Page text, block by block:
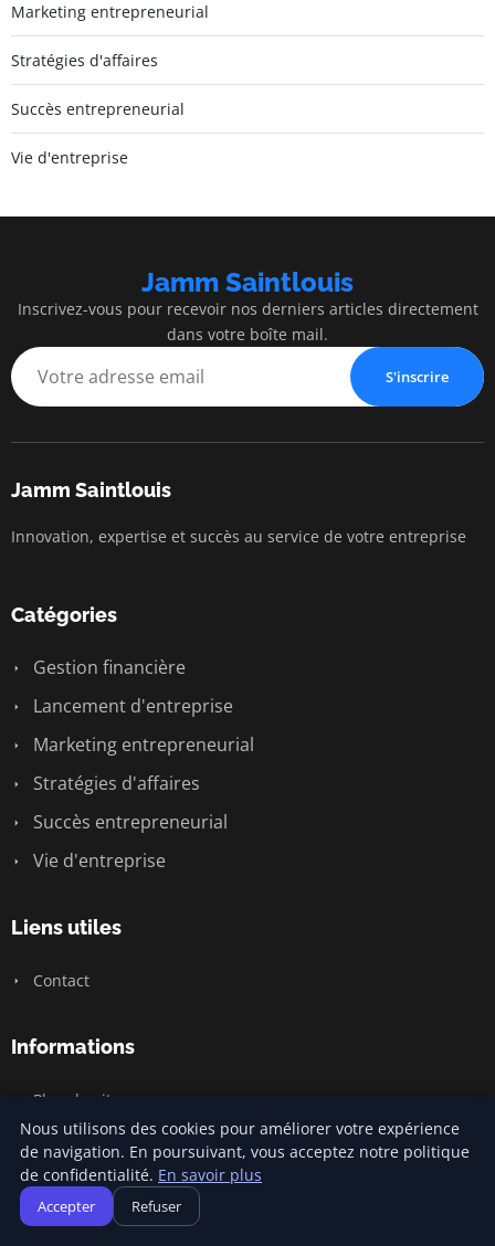
Marketing entrepreneurial
Stratégies d'affaires
Succès entrepreneurial
Vie d'entreprise
Jamm Saintlouis
Inscrivez-vous pour recevoir nos derniers articles directement
dans votre boîte mail.
S'inscrire
Jamm Saintlouis
Innovation, expertise et succès au service de votre entreprise
Catégories
Gestion financière
Lancement d'entreprise
Marketing entrepreneurial
Stratégies d'affaires
Succès entrepreneurial
Vie d'entreprise
Liens utiles
Contact
Informations
Plan du site
© 2026 Jamm Saintlouis. Tous droits réservés.
Nous utilisons des cookies pour améliorer votre expérience
de navigation. En poursuivant, vous acceptez notre politique
de confidentialité. En savoir plus
Accepter Refuser